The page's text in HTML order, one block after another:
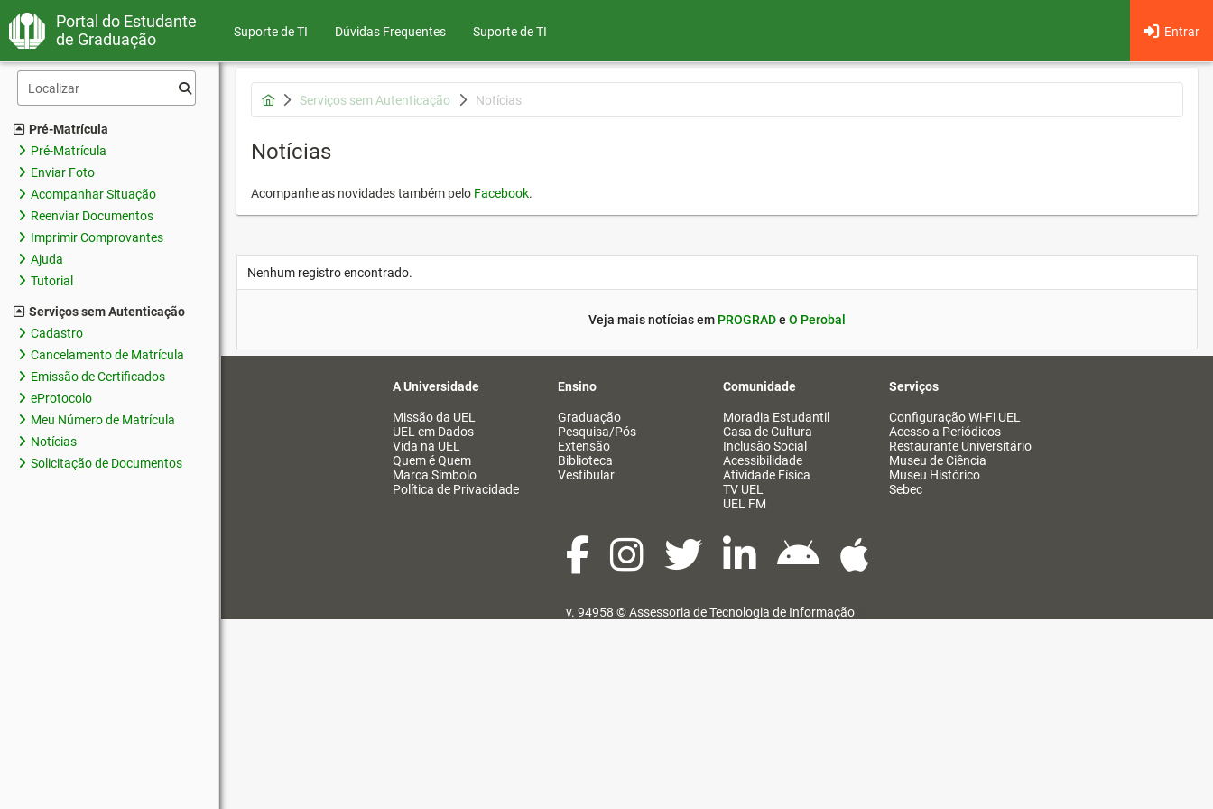
Portal do Estudante
de Graduação
Suporte de TI Dúvidas Frequentes Entrar
Suporte de TI
Pré-Matrícula
Pré-Matrícula
Enviar Foto
Acompanhar Situação
Reenviar Documentos
Imprimir Comprovantes
Ajuda
Tutorial
Serviços sem Autenticação
Cadastro
Cancelamento de Matrícula
Emissão de Certificados
eProtocolo
Meu Número de Matrícula
Notícias
Solicitação de Documentos
Serviços sem Autenticação Notícias
Notícias
Acompanhe as novidades também pelo Facebook.
Nenhum registro encontrado.
Veja mais notícias em PROGRADe O Perobal
A Universidade
Missão da UEL
UEL em Dados
Vida na UEL
Quem é Quem
Marca Símbolo
Política de Privacidade
Ensino
Graduação
Pesquisa/Pós
Extensão
Biblioteca
Vestibular
Comunidade
Moradia Estudantil
Casa de Cultura
Inclusão Social
Acessibilidade
Atividade Física
TV UEL
UEL FM
Serviços
Configuração Wi-Fi UEL
Acesso a Periódicos
Restaurante Universitário
Museu de Ciência
Museu Histórico
Sebec
v. 94958 ©Assessoria de Tecnologia de Informação